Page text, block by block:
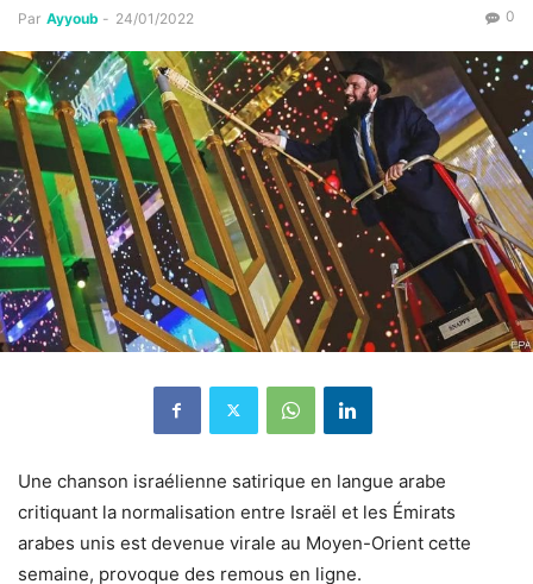
Par Ayyoub - 24/01/2022 0
Une chanson israélienne satirique en langue arabe
critiquant la normalisation entre Israël et les Émirats
arabes unis est devenue virale au Moyen-Orient cette
semaine, provoque des remous en ligne.